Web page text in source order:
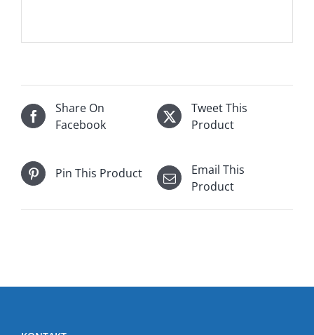
Share On
Facebook
Tweet This
Product
Pin This Product
Email This
Product